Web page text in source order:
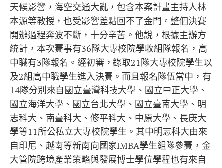
天候影響，海空交通大亂，包含本案計畫主持人林
本源等教授，也受影響差點回不了金門。整個決賽
開辦過程奔波不斷，十分辛苦。他說，根據主辦方
統計，本次賽事有36隊大專校院學收組隊報名，高
中職有3隊報名。經初審，錄取21隊大專校院學生以
及2組高中職學生進入決賽。而且報名隊伍當中，有
14隊分別來自國立臺灣科技大學、國立中正大學、
國立海洋大學、國立台北大學、國立臺南大學、明
志科大、南臺科大、修平科大、中原大學、長庚大
學等11所公私立大專校院學生。其中明志科大由來
自印尼、越南等新南向國家IMBA學生組隊參賽，金
大管院跨境產業策略與發展博士學位學程也有來自